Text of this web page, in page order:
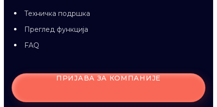
Техничка подршка
Преглед функција
FAQ
ПРИЈАВА ЗА КОМПАНИЈЕ